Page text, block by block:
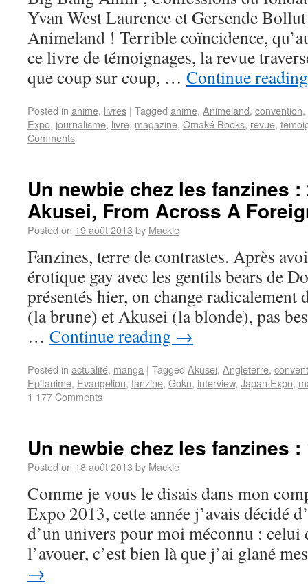
Yvan West Laurence et Gersende
Animeland ! Terrible coïncidence,
ce livre de témoignages, la revue
que coup sur coup, … Continue
Posted in anime, livres | Tagged anime, Animeland, convention,
Expo, journalisme, livre, magazine, Omaké Books, revue,
Comments
Un newbie chez les fanzines :
Akusei, From Across A
Posted on 19 août 2013 by Mackie
Fanzines, terre de contrastes. Après
érotique gay avec les gentils bears de
présentés hier, on change radicalement
(la brune) et Akusei (la blonde), pas
… Continue reading →
Posted in actualité, manga | Tagged Akusei, Angleterre,
Epitanime, Evangelion, fanzine, Goku, interview, Japan Expo,
1 177 Comments
Un newbie chez les fanzines
Posted on 18 août 2013 by Mackie
Comme je vous le disais dans mon
Expo 2013, cette année j’avais décidé
d’un univers pour moi méconnu : celui
l’avouer, c’est bien là que j’ai glané
→